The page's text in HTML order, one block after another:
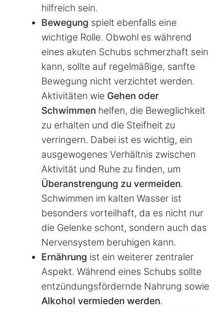
hilfreich sein.
Bewegung spielt ebenfalls eine
wichtige Rolle. Obwohl es während
eines akuten Schubs schmerzhaft sein
kann, sollte auf regelmäßige, sanfte
Bewegung nicht verzichtet werden.
Aktivitäten wie Gehen oder
Schwimmen helfen, die Beweglichkeit
zu erhalten und die Steifheit zu
verringern. Dabei ist es wichtig, ein
ausgewogenes Verhältnis zwischen
Aktivität und Ruhe zu finden, um
Überanstrengung zu vermeiden.
Schwimmen im kalten Wasser ist
besonders vorteilhaft, da es nicht nur
die Gelenke schont, sondern auch das
Nervensystem beruhigen kann.
Ernährung ist ein weiterer zentraler
Aspekt. Während eines Schubs sollte
entzündungsfördernde Nahrung sowie
Alkohol vermieden werden.